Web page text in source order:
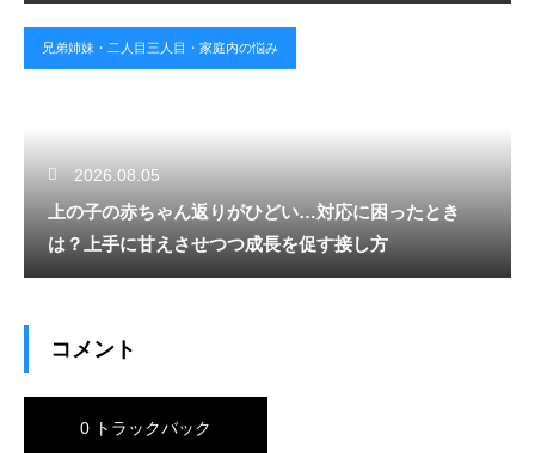
兄弟姉妹・二人目三人目・家庭内の悩み
2026.08.05
上の子の赤ちゃん返りがひどい…対応に困ったとき
は？上手に甘えさせつつ成長を促す接し方
コメント
0 トラックバック